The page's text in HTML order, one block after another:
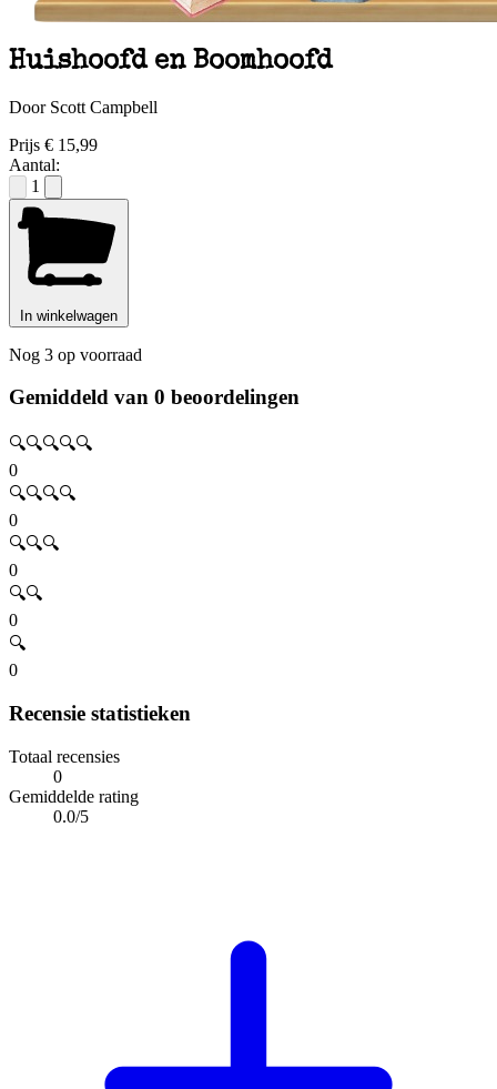
Huishoofd en Boomhoofd
Door Scott Campbell
Prijs € 15,99
Aantal:
1
In winkelwagen
Nog 3 op voorraad
Gemiddeld van 0 beoordelingen
🔍🔍🔍🔍🔍
0
🔍🔍🔍🔍
0
🔍🔍🔍
0
🔍🔍
0
🔍
0
Recensie statistieken
Totaal recensies
0
Gemiddelde rating
0.0/5